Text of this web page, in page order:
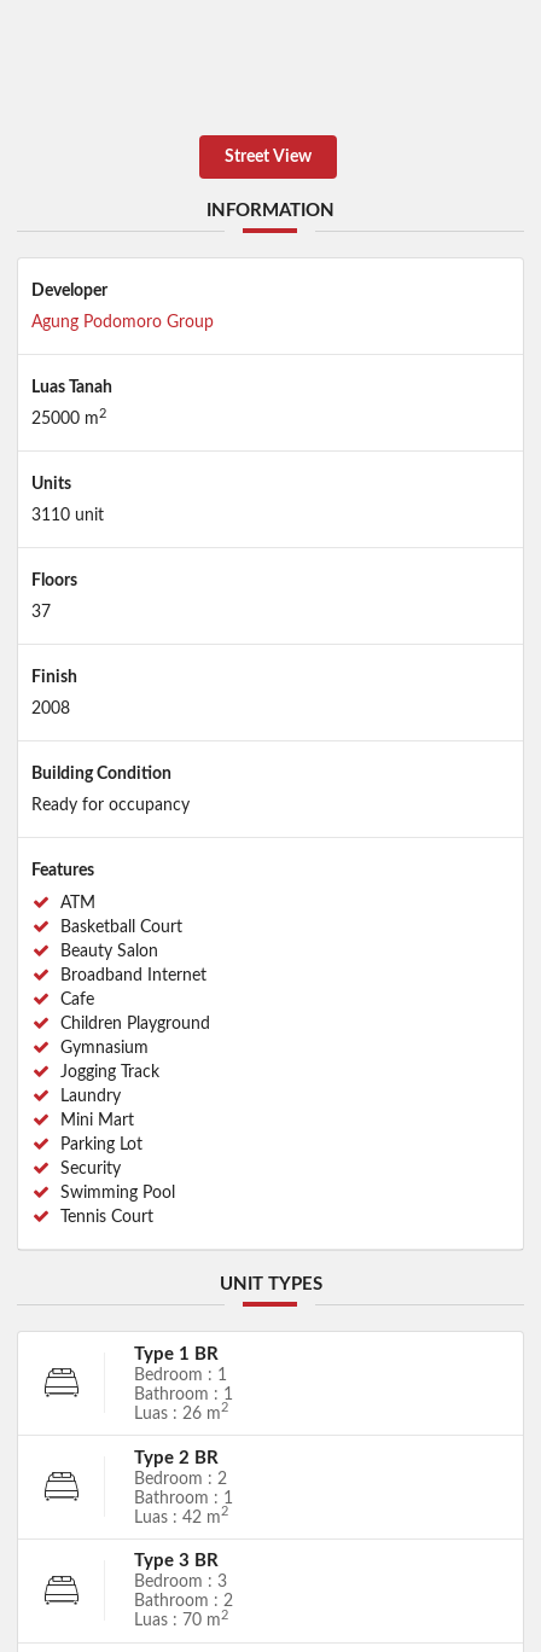
Street View
INFORMATION
Developer
Agung Podomoro Group
Luas Tanah
25000 m 2
Units
3110 unit
Floors
37
Finish
2008
Building Condition
Ready for occupancy
Features
ATM
Basketball Court
Beauty Salon
Broadband Internet
Cafe
Children Playground
Gymnasium
Jogging Track
Laundry
Mini Mart
Parking Lot
Security
Swimming Pool
Tennis Court
UNIT TYPES
Type 1 BR
Bedroom : 1
Bathroom : 1
Luas : 26 m2
Type 2 BR
Bedroom : 2
Bathroom : 1
Luas : 42 m2
Type 3 BR
Bedroom : 3
Bathroom : 2
Luas : 70 m2